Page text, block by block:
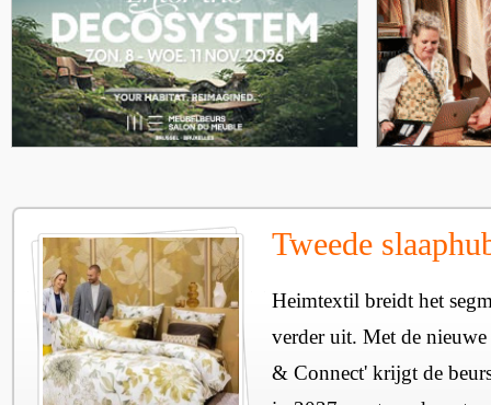
Tweede
Heimtextil breidt het
verder uit. Met de
& Connect' krijgt de